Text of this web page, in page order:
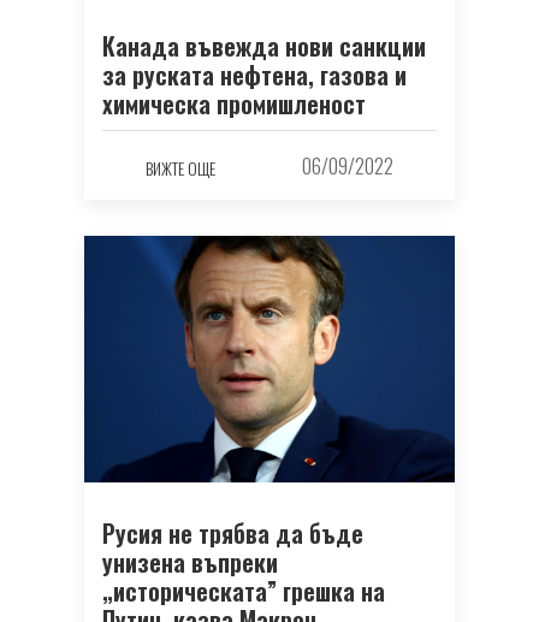
Канада въвежда нови санкции
за руската нефтена, газова и
химическа промишленост
ВИЖТЕ ОЩЕ 06/09/2022
Русия не трябва да бъде
унизена въпреки
„историческата” грешка на